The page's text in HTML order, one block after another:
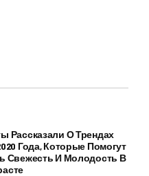
Рассказали О Трендах
Года, Которые Помогут
Свежесть И Молодость В